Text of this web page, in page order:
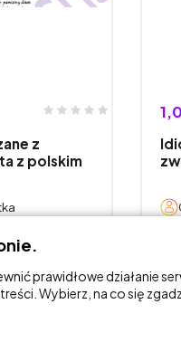
z
z polskim
prawidłowe działanie
Wybierz, na co się